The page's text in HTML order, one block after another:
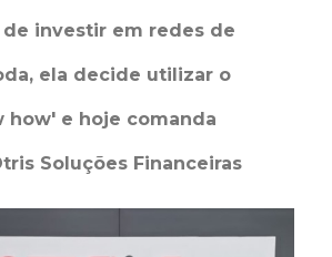
investir em redes de
ela decide utilizar o
how' e hoje comanda
Soluções Financeiras